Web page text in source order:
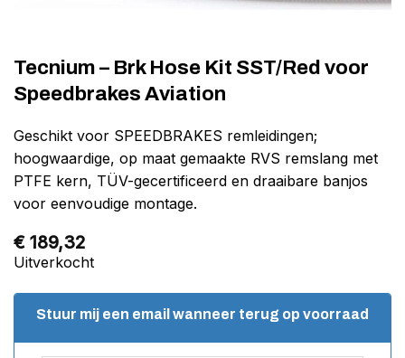
Tecnium – Brk Hose Kit SST/Red voor
Speedbrakes Aviation
Geschikt voor SPEEDBRAKES remleidingen;
hoogwaardige, op maat gemaakte RVS remslang met
PTFE kern, TÜV-gecertificeerd en draaibare banjos
voor eenvoudige montage.
€ 189,32
Uitverkocht
Stuur mij een email wanneer terug op voorraad